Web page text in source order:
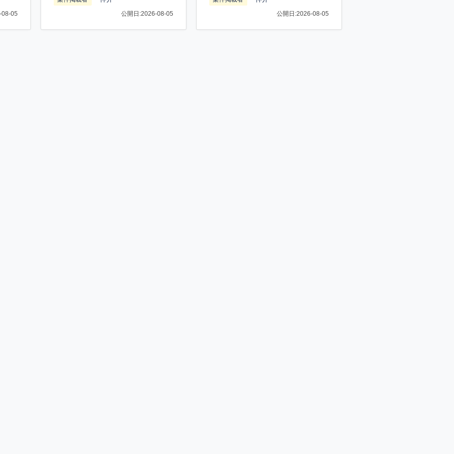
08-05 公開日:2026-08-05 公開日:2026-08-05